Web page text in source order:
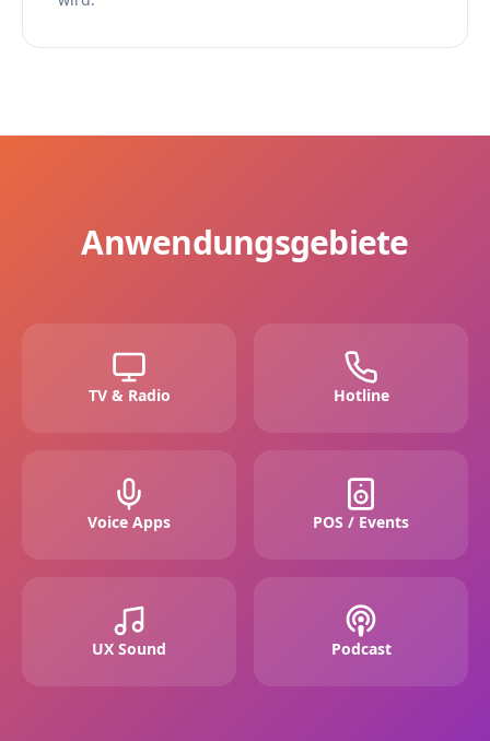
Anwendungsgebiete
TV & Radio Hotline
Voice Apps POS / Events
UX Sound Podcast